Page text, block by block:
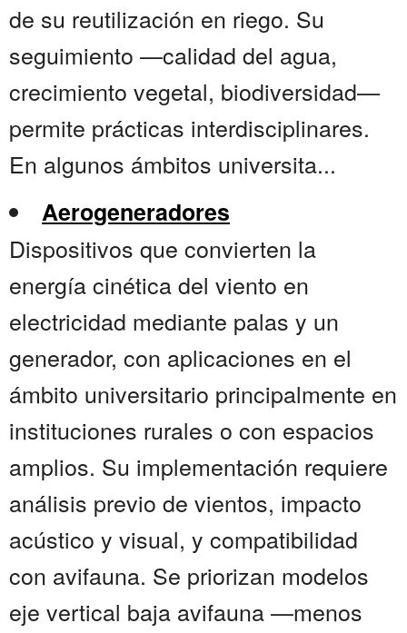
de su reutilización en riego. Su
seguimiento —calidad del agua,
crecimiento vegetal, biodiversidad—
permite prácticas interdisciplinares.
En algunos ámbitos universita...
Aerogeneradores
Dispositivos que convierten la
energía cinética del viento en
electricidad mediante palas y un
generador, con aplicaciones en el
ámbito universitario principalmente en
instituciones rurales o con espacios
amplios. Su implementación requiere
análisis previo de vientos, impacto
acústico y visual, y compatibilidad
con avifauna. Se priorizan modelos
eje vertical baja avifauna —menos